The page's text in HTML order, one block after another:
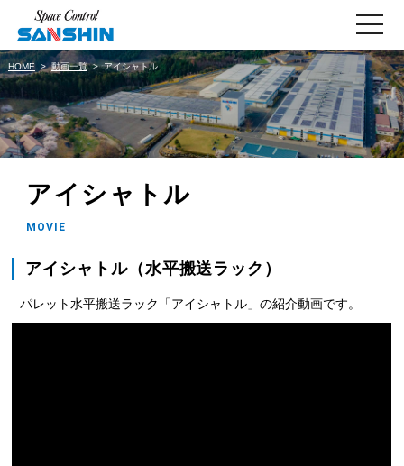
toggle
HOME 動画一覧 アイシャトル
アイシャトル
MOVIE
アイシャトル（水平搬送ラック）
パレット水平搬送ラック「アイシャトル」の紹介動画です。